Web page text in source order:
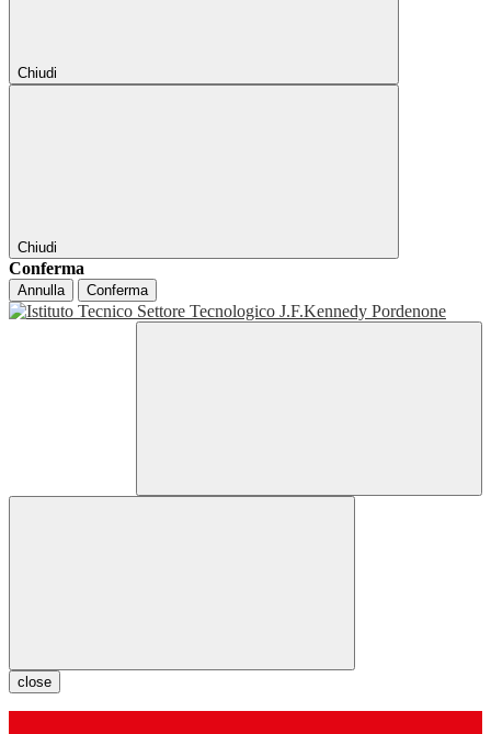
Chiudi
Chiudi
Conferma
Annulla Conferma
close